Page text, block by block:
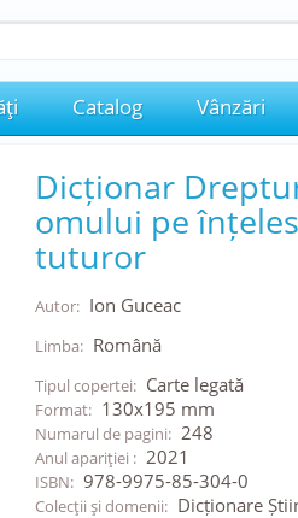
Catalog Vânzări
Dicționar
omului pe
tuturor
Autor: Ion Guceac
Limba: Română
Tipul copertei: Carte legată
Format: 130x195 mm
Numarul de pagini: 248
Anul apariţiei : 2021
ISBN: 978-9975-85-304-0
Colecţii şi domenii: Dicționare